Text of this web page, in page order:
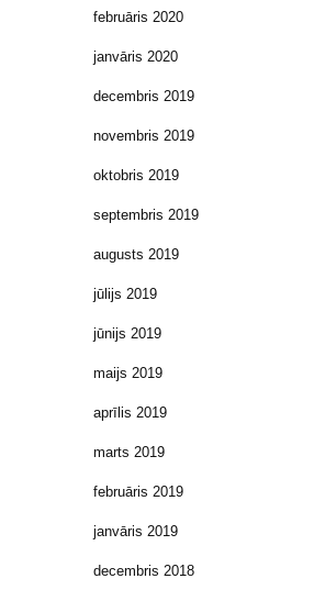
februāris 2020
janvāris 2020
decembris 2019
novembris 2019
oktobris 2019
septembris 2019
augusts 2019
jūlijs 2019
jūnijs 2019
maijs 2019
aprīlis 2019
marts 2019
februāris 2019
janvāris 2019
decembris 2018